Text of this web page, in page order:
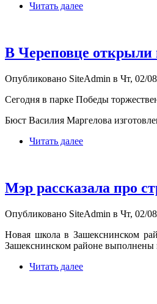
Читать далее
В Череповце
Опубликовано SiteAdmin в Чт, 02/
Сегодня в парке Победы
Бюст Василия Маргелова
Читать далее
Мэр рассказала про
Опубликовано SiteAdmin в Чт, 02/
Новая школа в Зашекснинском
Зашекснинском районе выполнены
Читать далее